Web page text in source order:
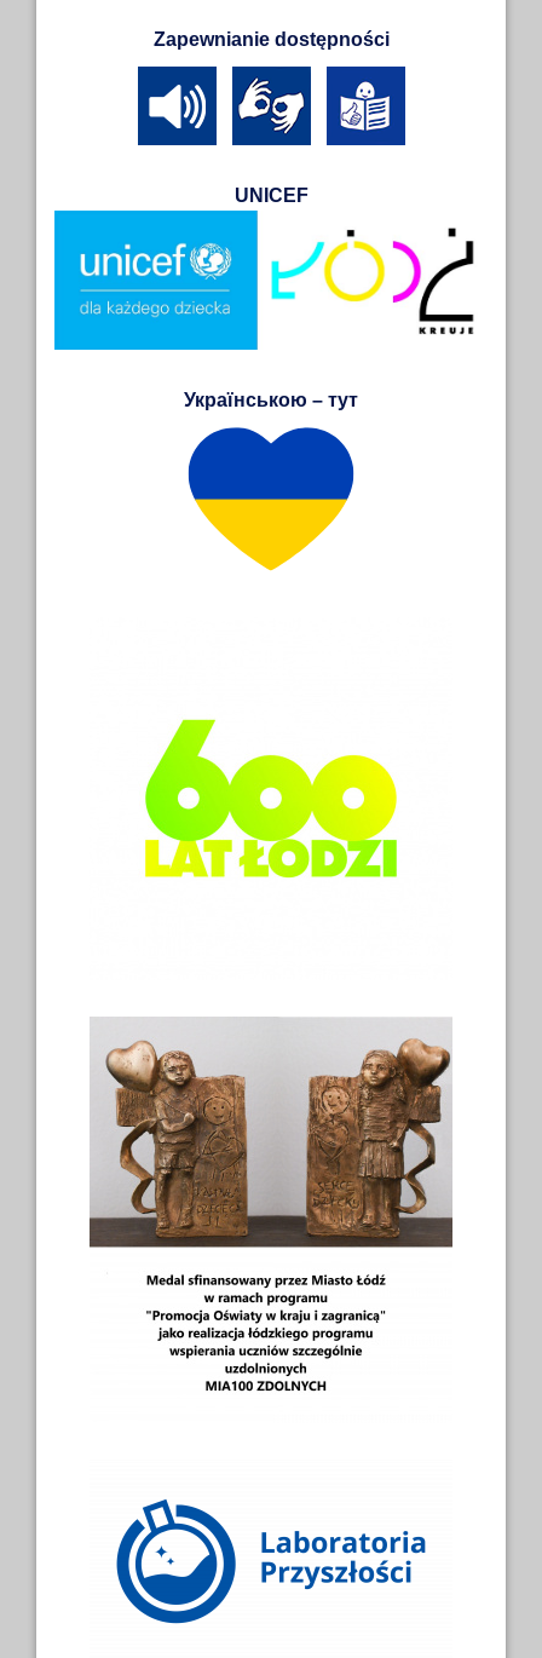
Zapewnianie dostępności
UNICEF
Українською – тут